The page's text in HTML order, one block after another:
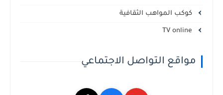
كوكب المواهب الثقافية
مواقع التواصل الاجتماعي